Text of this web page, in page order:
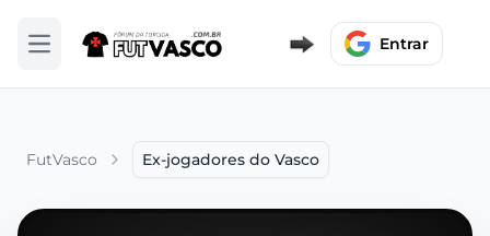
Abrir menu Entrar
FutVasco Ex-jogadores do Vasco